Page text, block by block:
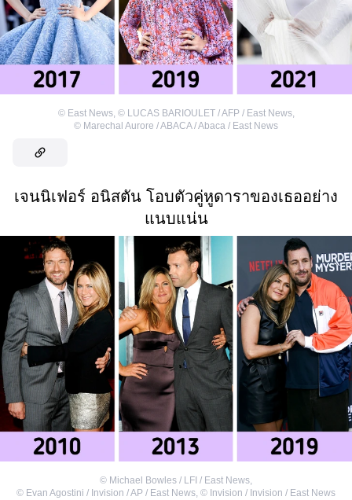
© East News, © LUCAS BARIOULET / AFP / East News,
© Marechal Aurore / ABACA / Abaca / East News
เจนนิเฟอร์ อนิสตัน โอบตัวคู่หูดาราของเธออย่าง
แนบแน่น
© Michael Bowles / LFI / East News,
© Evan Agostini / Invision / AP / East News, © Invision / Invision / East News